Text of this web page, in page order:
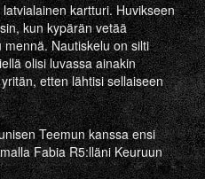
kartturi. Huvikseen
kun kypärän vetää
Nautiskelu on silti
olisi luvassa ainakin
etten lähtisi sellaiseen
Teemun kanssa ensi
Fabia R5:lläni Keuruun